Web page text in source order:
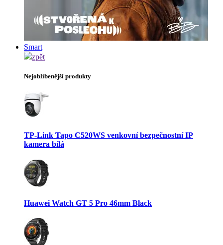
Smart
zpět
Nejoblíbenější produkty
TP-Link Tapo C520WS venkovní bezpečnostní IP
kamera bílá
Huawei Watch GT 5 Pro 46mm Black